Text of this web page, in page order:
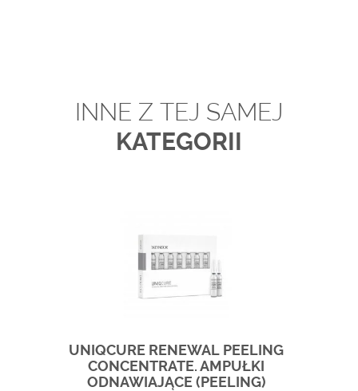
INNE Z TEJ SAMEJ
KATEGORII
UNIQCURE RENEWAL PEELING
CONCENTRATE. AMPUŁKI
ODNAWIAJĄCE (PEELING)